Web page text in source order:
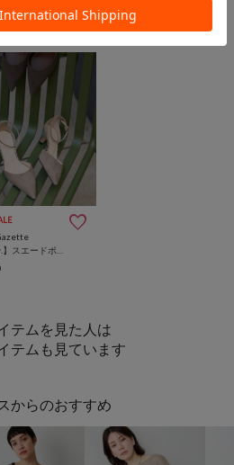
【Hoaw.】スエードポインテッドパンプス
テムを見た人は
テムも見ています
からのおすすめ